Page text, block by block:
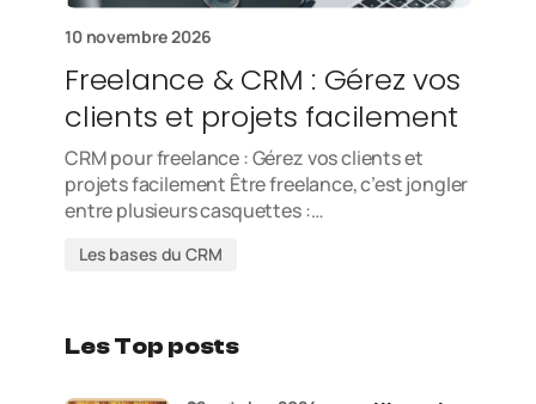
10 novembre 2026
Freelance & CRM : Gérez vos
clients et projets facilement
CRM pour freelance : Gérez vos clients et
projets facilement Être freelance, c’est jongler
entre plusieurs casquettes :…
Les bases du CRM
Les Top posts